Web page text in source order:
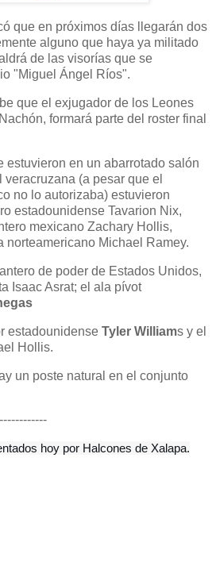
que en próximos días llegarán dos
alguno que haya ya militado
de las visorías que se
"Miguel Ángel Ríos".
que el exjugador de los Leones
formará parte del roster final
estuvieron en un abarrotado salón
(a pesar que el
no lo autorizaba) estuvieron
estadounidense Tavarion Nix,
mexicano Zachary Hollis,
norteamericano Michael Ramey.
de poder de Estados Unidos,
Isaac Asrat; el ala pívot
estadounidense Tyler Williams y el
Hollis.
un poste natural en el conjunto
hoy por Halcones de Xalapa.